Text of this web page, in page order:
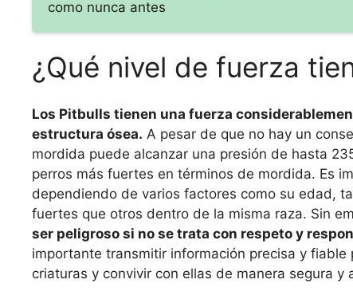
como nunca antes
¿Qué nivel de fuerza
Los Pitbulls tienen una fuerza
estructura ósea. A pesar de que no hay un
mordida puede alcanzar una presión de hasta
perros más fuertes en términos de mordida. Es
dependiendo de varios factores como su edad,
fuertes que otros dentro de la misma raza. Sin
ser peligroso si no se trata con respeto y
importante transmitir información precisa y
criaturas y convivir con ellas de manera segura y